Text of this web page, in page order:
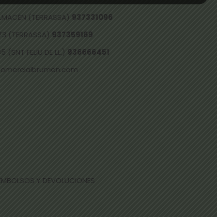
(TERRASSA) 937331096
(TERRASSA) 937359169
(SNT FELIU DE LL.) 936666451
Y DEVOLUCIONES